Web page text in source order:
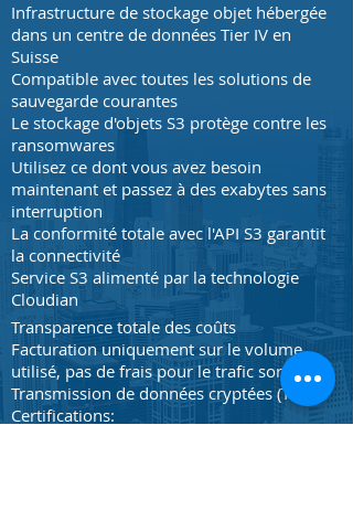
Infrastructure de stockage objet hébergée
dans un centre de données Tier IV en
Suisse
Compatible avec toutes les solutions de
sauvegarde courantes
Le stockage d'objets S3 protège contre les
ransomwares
Utilisez ce dont vous avez besoin
maintenant et passez à des exabytes sans
interruption
La conformité totale avec l'API S3 garantit
la connectivité
Service S3 alimenté par la technologie
Cloudian
Transparence totale des coûts
Facturation uniquement sur le volume
utilisé, pas de frais pour le trafic sortant
Transmission de données cryptées (TLS)
Certifications: